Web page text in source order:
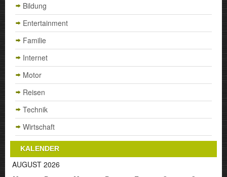
Bildung
Entertainment
Familie
Internet
Motor
Reisen
Technik
Wirtschaft
KALENDER
AUGUST 2026